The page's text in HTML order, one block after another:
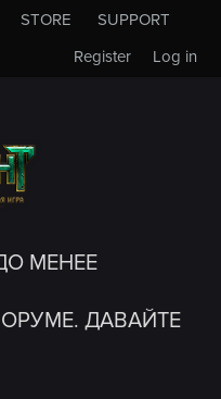
STORE
SUPPORT
Log in
Register
МЕНЕЕ
ДАВАЙТЕ